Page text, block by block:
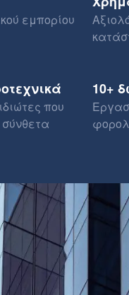
εμπορίου
που
10+